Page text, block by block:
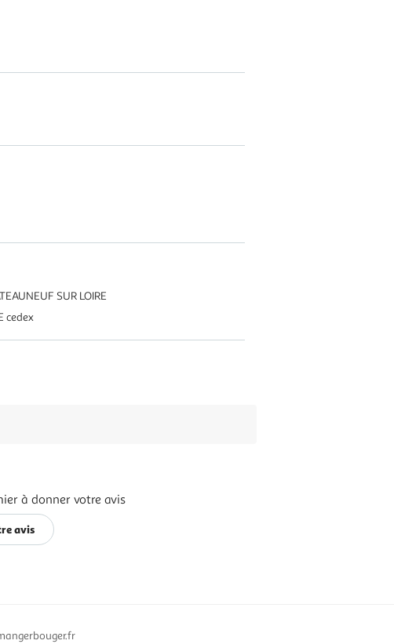
SUR LOIRE
cedex
à donner votre avis
avis